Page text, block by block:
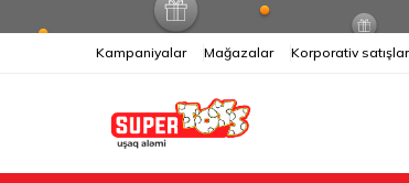
Kampaniyalar Mağazalar Korporativ satışlar